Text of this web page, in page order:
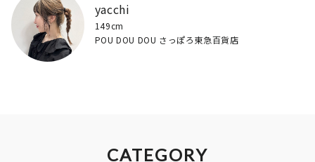
yacchi
149cm
POU DOU DOU さっぽろ東急百貨店
CATEGORY